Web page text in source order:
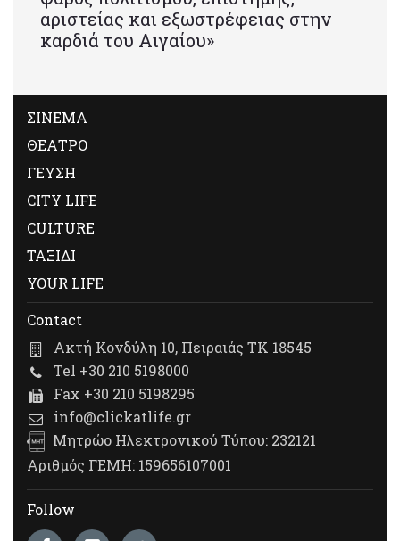
αριστείας και εξωστρέφειας στην
καρδιά του Αιγαίου»
ΣΙΝΕΜΑ
ΘΕΑΤΡΟ
ΓΕΥΣΗ
CITY LIFE
CULTURE
ΤΑΞΙΔΙ
YOUR LIFE
Contact
Ακτή Κονδύλη 10, Πειραιάς ΤΚ 18545
Tel +30 210 5198000
Fax +30 210 5198295
info@clickatlife.gr
Μητρώο Ηλεκτρονικού Τύπου: 232121
Αριθμός ΓΕΜΗ: 159656107001
Follow